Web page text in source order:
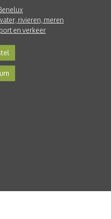
rivieren, meren
en verkeer